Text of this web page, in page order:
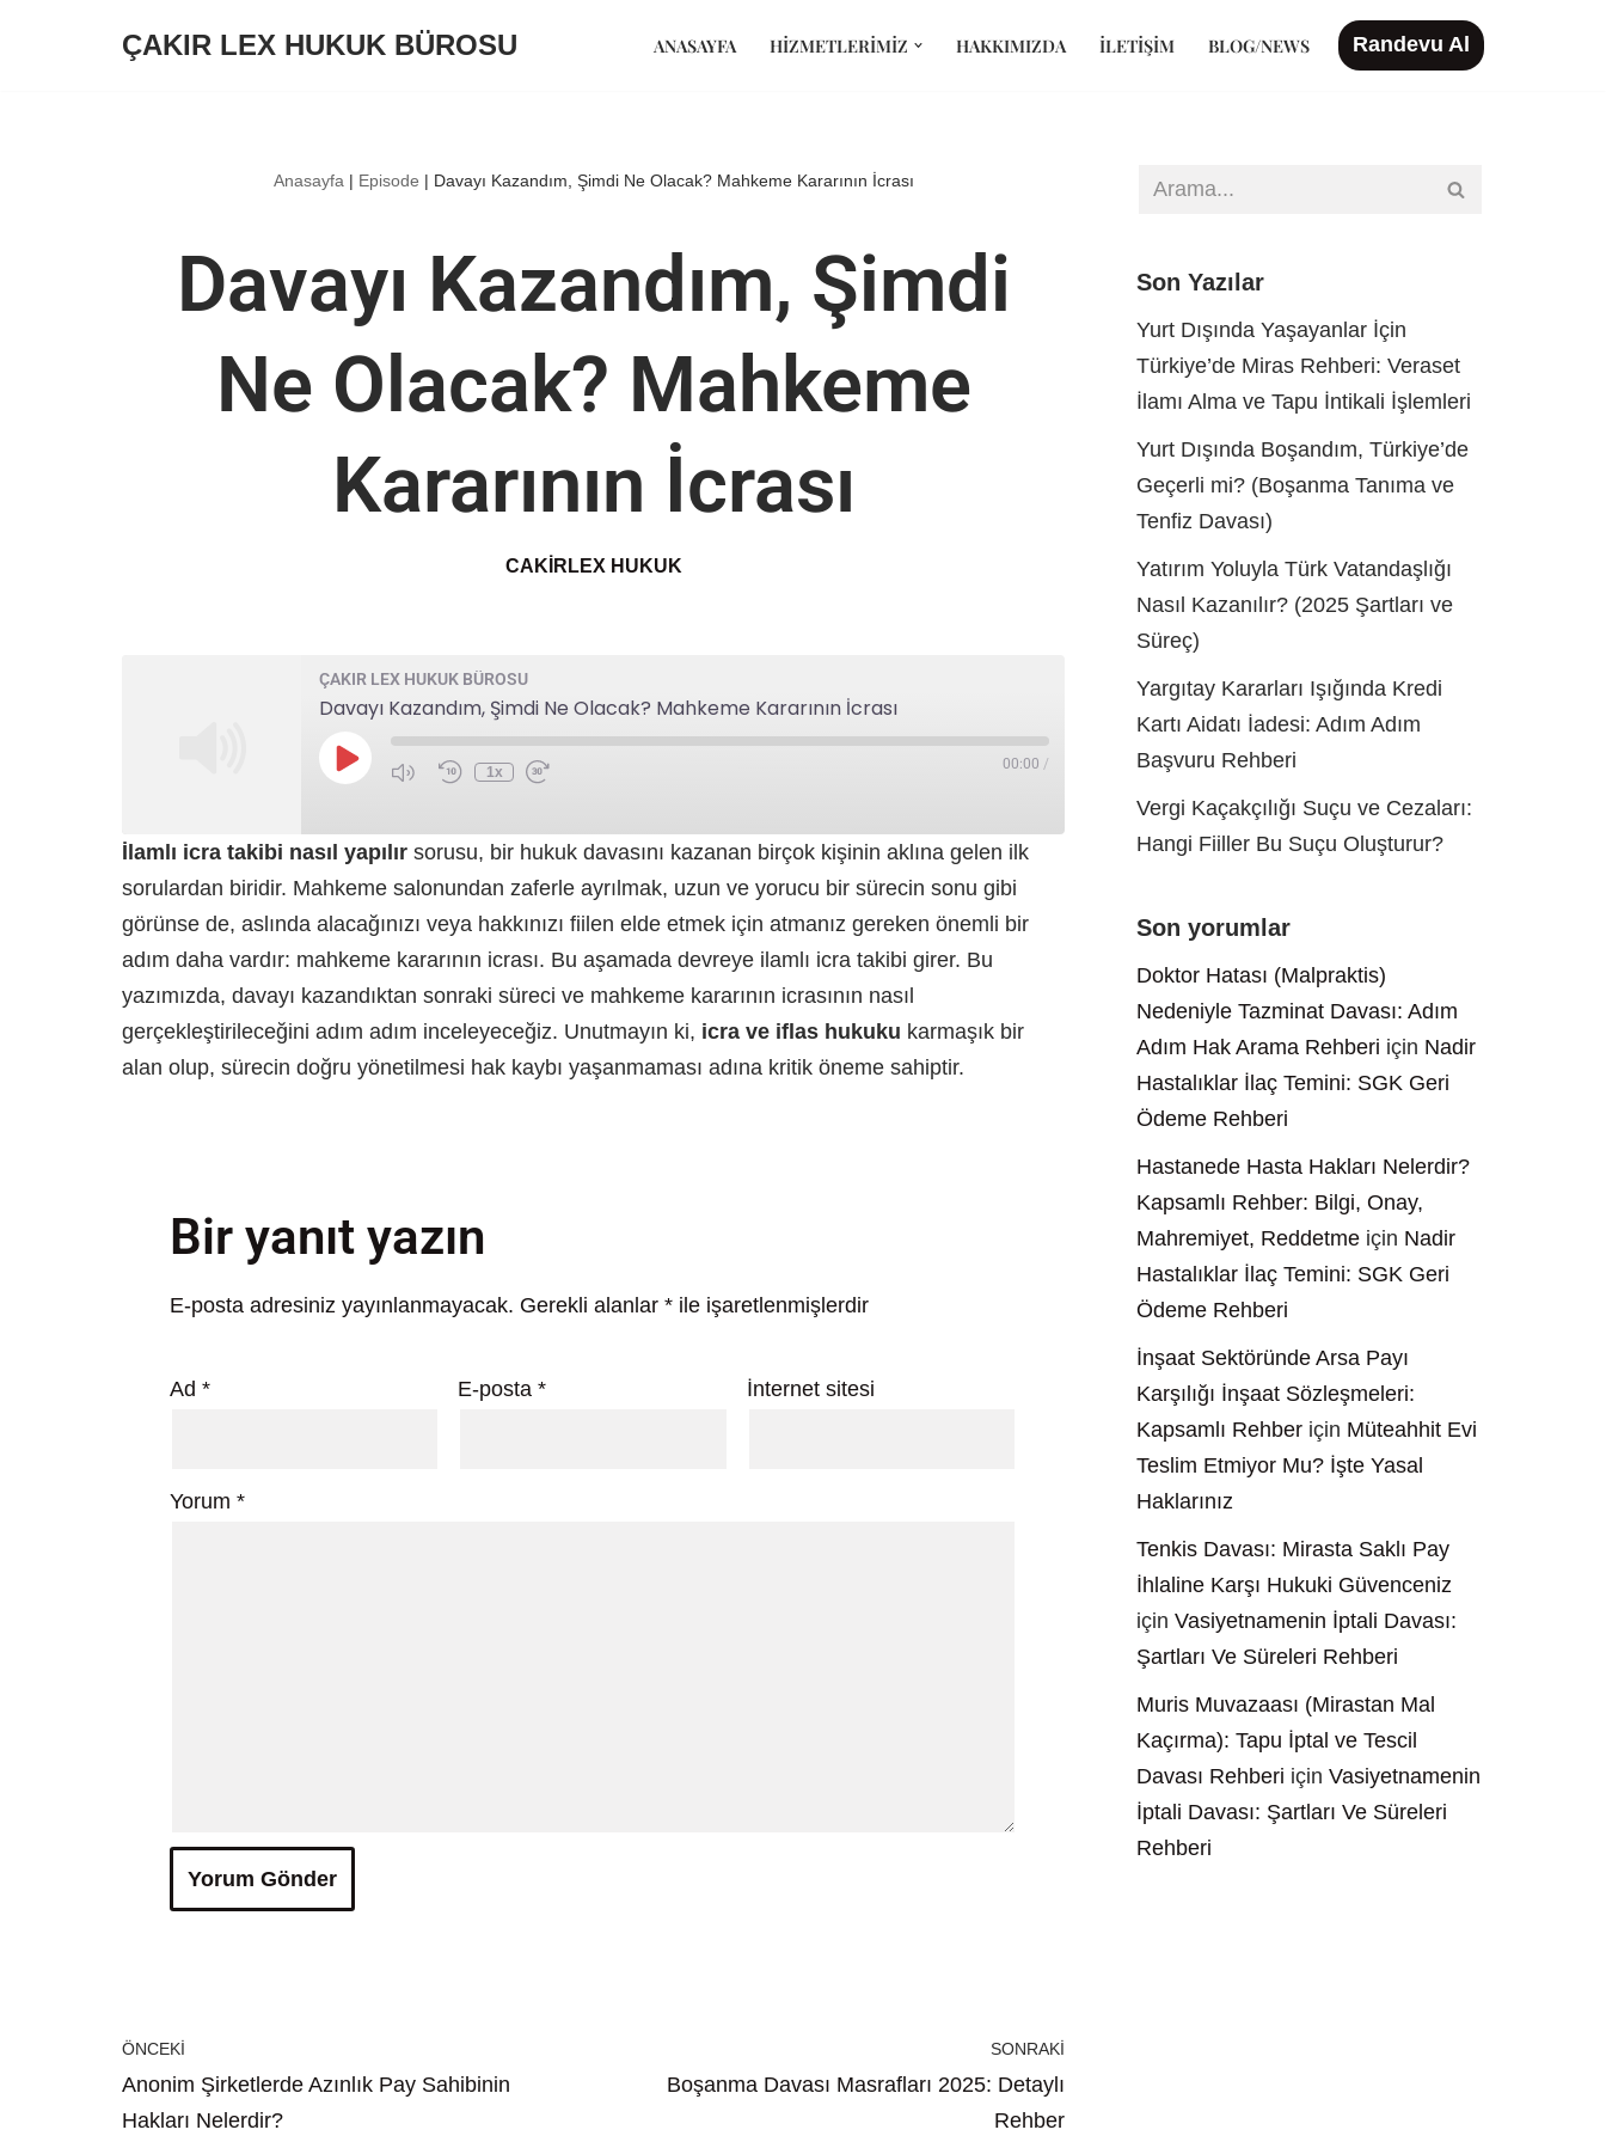
ÇAKIR LEX HUKUK BÜROSU ANASAYFA HIZMETLERIMIZ HAKKIMIZDA İLETIŞIM BLOG/NEWS Randevu Al
Anasayfa | Episode | Davayı Kazandım, Şimdi Ne Olacak? Mahkeme Kararının İcrası
Davayı Kazandım, Şimdi
Ne Olacak? Mahkeme
Kararının İcrası
CAKIRLEX HUKUK
ÇAKIR LEX HUKUK BÜROSU
Davayı Kazandım, Şimdi Ne Olacak? Mahkeme Kararının İcrası
1x 00:00 /
İlamlı icra takibi nasıl yapılır sorusu, bir hukuk davasını kazanan birçok kişinin aklına gelen ilk
sorulardan biridir. Mahkeme salonundan zaferle ayrılmak, uzun ve yorucu bir sürecin sonu gibi
görünse de, aslında alacağınızı veya hakkınızı fiilen elde etmek için atmanız gereken önemli bir
adım daha vardır: mahkeme kararının icrası. Bu aşamada devreye ilamlı icra takibi girer. Bu
yazımızda, davayı kazandıktan sonraki süreci ve mahkeme kararının icrasının nasıl
gerçekleştirileceğini adım adım inceleyeceğiz. Unutmayın ki, icra ve iflas hukuku karmaşık bir
alan olup, sürecin doğru yönetilmesi hak kaybı yaşanmaması adına kritik öneme sahiptir.
Bir yanıt yazın
E-posta adresiniz yayınlanmayacak. Gerekli alanlar * ile işaretlenmişlerdir
Ad * E-posta* İnternet sitesi
Yorum *
ÖNCEKI
Anonim Şirketlerde Azınlık Pay Sahibinin
Hakları Nelerdir?
SONRAKI
Boşanma Davası Masrafları 2025: Detaylı
Rehber
Son Yazılar
Yurt Dışında Yaşayanlar İçin
Türkiye’de Miras Rehberi: Veraset
İlamı Alma ve Tapu İntikali İşlemleri
Yurt Dışında Boşandım, Türkiye’de
Geçerli mi? (Boşanma Tanıma ve
Tenfiz Davası)
Yatırım Yoluyla Türk Vatandaşlığı
Nasıl Kazanılır? (2025 Şartları ve
Süreç)
Yargıtay Kararları Işığında Kredi
Kartı Aidatı İadesi: Adım Adım
Başvuru Rehberi
Vergi Kaçakçılığı Suçu ve Cezaları:
Hangi Fiiller Bu Suçu Oluşturur?
Son yorumlar
Doktor Hatası (Malpraktis)
Nedeniyle Tazminat Davası: Adım
Adım Hak Arama Rehberi için Nadir
Hastalıklar İlaç Temini: SGK Geri
Ödeme Rehberi
Hastanede Hasta Hakları Nelerdir?
Kapsamlı Rehber: Bilgi, Onay,
Mahremiyet, Reddetme için Nadir
Hastalıklar İlaç Temini: SGK Geri
Ödeme Rehberi
İnşaat Sektöründe Arsa Payı
Karşılığı İnşaat Sözleşmeleri:
Kapsamlı Rehber için Müteahhit Evi
Teslim Etmiyor Mu? İşte Yasal
Haklarınız
Tenkis Davası: Mirasta Saklı Pay
İhlaline Karşı Hukuki Güvenceniz
için Vasiyetnamenin İptali Davası:
Şartları Ve Süreleri Rehberi
Muris Muvazaası (Mirastan Mal
Kaçırma): Tapu İptal ve Tescil
Davası Rehberi için Vasiyetnamenin
İptali Davası: Şartları Ve Süreleri
Rehberi